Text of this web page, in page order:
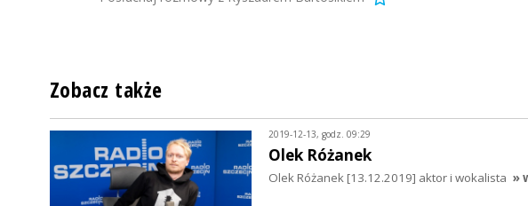
Zobacz także
2019-12-13, godz. 09:29
Olek Różanek
Olek Różanek [13.12.2019] aktor i wokalista »